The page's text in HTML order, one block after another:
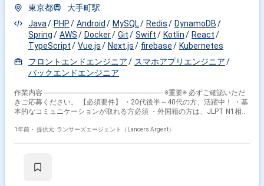
東京都
大手町駅
Java
PHP Android MySQL Redis
DynamoDB
Spring
AWS Docker Git Swift Kotlin
React
TypeScript
Vue.js Next.js firebase
Kubernetes
フロントエンドエンジニア
スマホアプリエンジニア
バックエンドエンジニア
作業内容 ------------------------------------------------------------------- ※重要※ 必ずご確認いただ
きご応募ください。 【必須要件】 ・20代後半～40代の方、活躍中！ ・基
本的なコミュニケーションが取れる方必須 ・外国籍の方は、JLPT N1相当
（副業不可） ・エンジニア実務経験3年以上必須 ---------------------------------------------
させ、お客さまの体験価値を徹底的に高める 「顧客起点のDX」を体現し
1年前・ 提供元: ランサーズエージェント（Lancers Argent）